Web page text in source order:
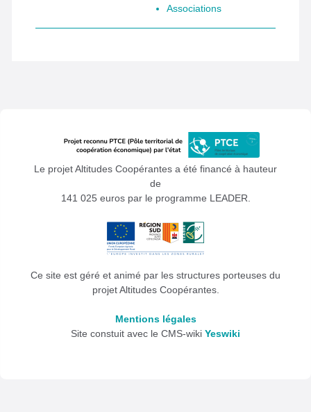
Associations
Le projet Altitudes Coopérantes a été financé à hauteur
de
141 025 euros par le programme LEADER.
Ce site est géré et animé par les structures porteuses du
projet Altitudes Coopérantes.
Mentions légales
Site constuit avec le CMS-wiki Yeswiki